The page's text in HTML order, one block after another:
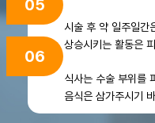
05
시술 후 약 일주일간
상승시키는 활동은
06
식사는 수술 부위를
음식은 삼가주시기